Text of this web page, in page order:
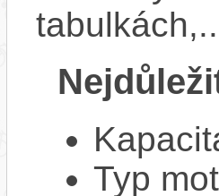
Typ